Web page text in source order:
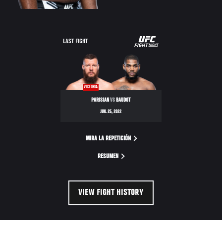
LAST FIGHT
UFC
FIGHT
NIGHT
VICTORIA
PARISIANVS BAUDOT
JUN. 25, 2022
MIRA LA REPETICIÓN
RESUMEN
VIEW FIGHT HISTORY